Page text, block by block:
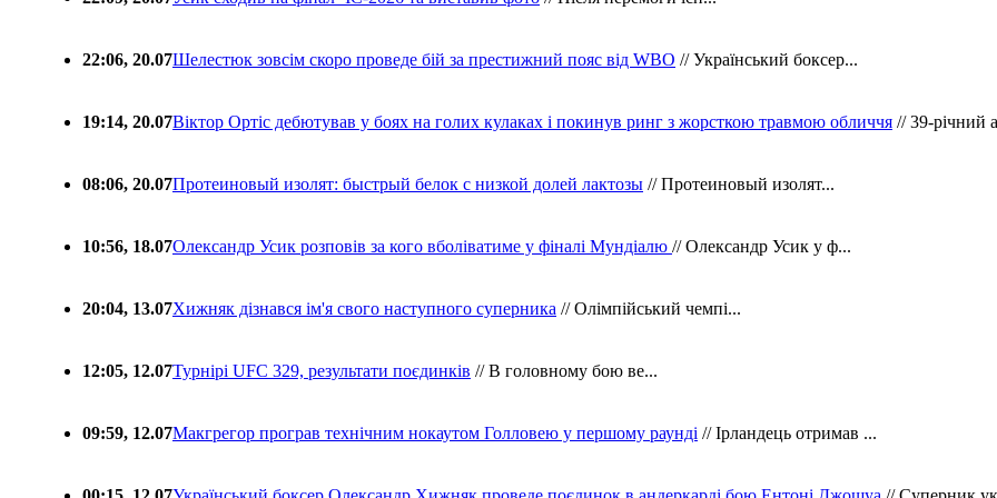
22:06, 20.07Шелестюк зовсім скоро проведе бій за престижний пояс від WBO // Український боксер...
19:14, 20.07Віктор Ортіс дебютував у боях на голих кулаках і покинув ринг з жорсткою травмою обличчя // 39-річний
08:06, 20.07Протеиновый изолят: быстрый белок с низкой долей лактозы // Протеиновый изолят...
10:56, 18.07Олександр Усик розповів за кого вболіватиме у фіналі Мундіалю // Олександр Усик у ф...
20:04, 13.07Хижняк дізнався ім'я свого наступного суперника // Олімпійський чемпі...
12:05, 12.07Турнірі UFC 329, результати поєдинків // В головному бою ве...
09:59, 12.07Макгрегор програв технічним нокаутом Голловею у першому раунді // Ірландець отримав ...